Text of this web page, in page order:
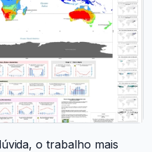
o trabalho mais